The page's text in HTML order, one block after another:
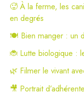
🥵 À la ferme, les
en degrés
🍽️ Bien manger : un
🐞 Lutte biologique :
🌿 Filmer le vivant
🎥 Portrait